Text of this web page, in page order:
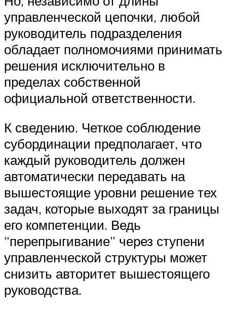
управленческой цепочки, любой
руководитель подразделения
обладает полномочиями принимать
решения исключительно в
пределах собственной
официальной ответственности.
К сведению. Четкое соблюдение
субординации предполагает, что
каждый руководитель должен
автоматически передавать на
вышестоящие уровни решение тех
задач, которые выходят за границы
его компетенции. Ведь
“перепрыгивание” через ступени
управленческой структуры может
снизить авторитет вышестоящего
руководства.